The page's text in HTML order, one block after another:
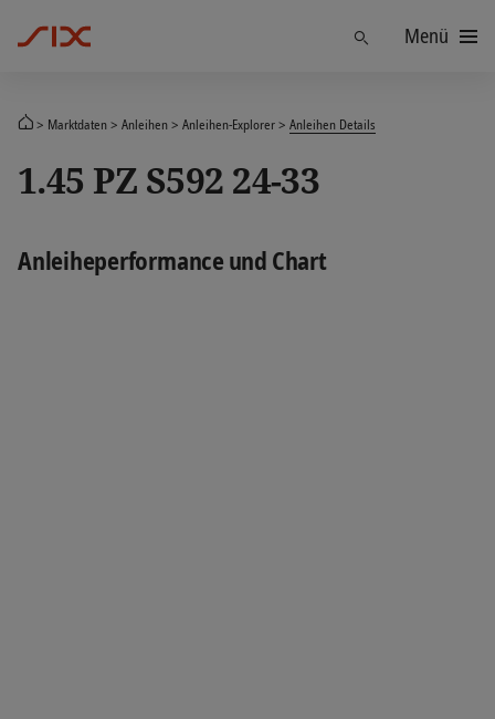
FindenMenü
Marktdaten Anleihen Anleihen-Explorer Anleihen Details
1.45 PZ S592 24-33
Anleiheperformance und Chart